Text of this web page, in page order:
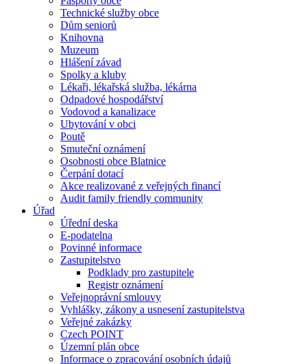
Technické služby obce
Dům seniorů
Knihovna
Muzeum
Hlášení závad
Spolky a kluby
Lékaři, lékařská služba, lékárna
Odpadové hospodářství
Vodovod a kanalizace
Ubytování v obci
Poutě
Smuteční oznámení
Osobnosti obce Blatnice
Čerpání dotací
Akce realizované z veřejných financí
Audit family friendly community
Úřad
Úřední deska
E-podatelna
Povinné informace
Zastupitelstvo
Podklady pro zastupitele
Registr oznámení
Veřejnoprávní smlouvy
Vyhlášky, zákony a usnesení zastupitelstva
Veřejné zakázky
Czech POINT
Územní plán obce
Informace o zpracování osobních údajů